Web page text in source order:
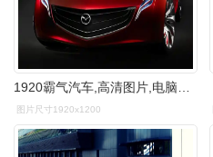
图片尺寸1920x1200